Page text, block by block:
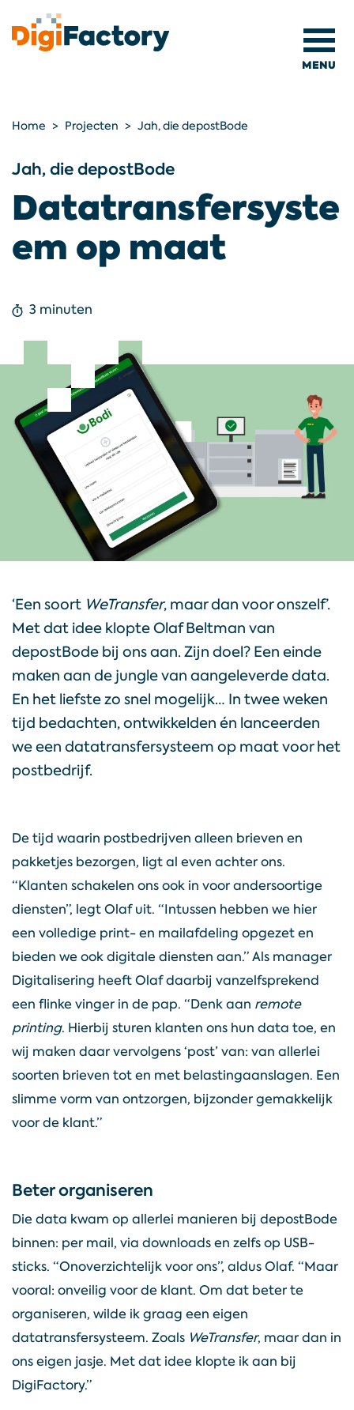
MENU
projecten
laravel
blog
contact
532
00
info@digifactory.nl
DigiFactoryNL
digifactorynl
Home Projecten Jah, die depostBode
Datatransfersyste
em op maat
Jah, die depostBode
3 minuten
‘Een soort WeTransfer, maar dan voor onszelf’.
Met dat idee klopte Olaf Beltman van
depostBode bij ons aan. Zijn doel? Een einde
maken aan de jungle van aangeleverde data.
En het liefste zo snel mogelijk… In twee weken
tijd bedachten, ontwikkelden én lanceerden
we een datatransfersysteem op maat voor het
postbedrijf.
De tijd waarin postbedrijven alleen brieven en
pakketjes bezorgen, ligt al even achter ons.
“Klanten schakelen ons ook in voor andersoortige
diensten”, legt Olaf uit. “Intussen hebben we hier
een volledige print- en mailafdeling opgezet en
bieden we ook digitale diensten aan.” Als manager
Digitalisering heeft Olaf daarbij vanzelfsprekend
een flinke vinger in de pap. “Denk aan remote
printing. Hierbij sturen klanten ons hun data toe, en
wij maken daar vervolgens ‘post’ van: van allerlei
soorten brieven tot en met belastingaanslagen. Een
slimme vorm van ontzorgen, bijzonder gemakkelijk
voor de klant.”
Beter organiseren
Die data kwam op allerlei manieren bij depostBode
binnen: per mail, via downloads en zelfs op USB-
sticks. “Onoverzichtelijk voor ons”, aldus Olaf. “Maar
vooral: onveilig voor de klant. Om dat beter te
organiseren, wilde ik graag een eigen
datatransfersysteem. Zoals WeTransfer, maar dan in
ons eigen jasje. Met dat idee klopte ik aan bij
DigiFactory.”